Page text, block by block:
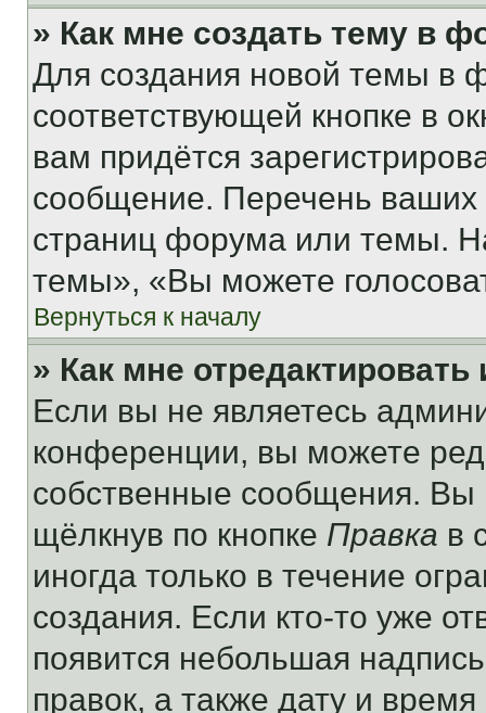
» Как мне создать тему в
Для создания новой темы в
соответствующей кнопке в
вам придётся
сообщение. Перечень ваших
страниц форума или темы.
темы», «Вы можете
Вернуться к началу
» Как мне
Если вы не являетесь
конференции, вы можете
собственные сообщения. Вы
щёлкнув по кнопке Правка в
иногда только в течение
создания. Если кто-то уже
появится небольшая
правок, а также дату и